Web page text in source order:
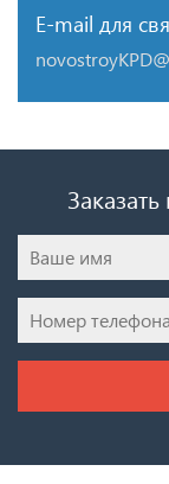
E-mail для